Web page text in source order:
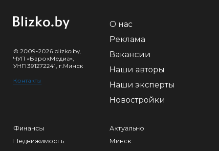
© 2009-2026 blizko.by,
ЧУП «БарокМедиа»,
УНП 391272241, г.Минск
Контакты
О нас
Реклама
Вакансии
Наши авторы
Наши эксперты
Новостройки
Финансы
Недвижимость
Актуально
Минск